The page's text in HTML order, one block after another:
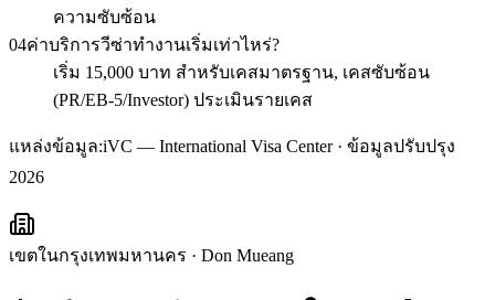
ความซับซ้อน
04ค่าบริการวีซ่าทำงานเริ่มเท่าไหร่?
เริ่ม 15,000 บาท สำหรับเคสมาตรฐาน, เคสซับซ้อน
(PR/EB-5/Investor) ประเมินรายเคส
แหล่งข้อมูล:iVC — International Visa Center · ข้อมูลปรับปรุง
2026
เขตในกรุงเทพมหานคร · Don Mueang